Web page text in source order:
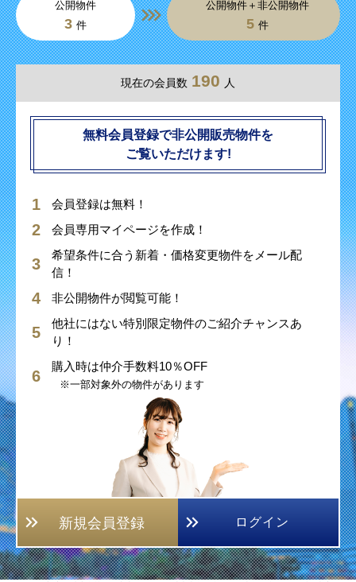
公開物件
3 件
公開物件＋非公開物件
5 件
現在の会員数 190 人
無料会員登録で非公開販売物件を
ご覧いただけます!
会員登録は無料！
会員専用マイページを作成！
希望条件に合う新着・価格変更物件をメール配
信！
非公開物件が閲覧可能！
他社にはない特別限定物件のご紹介チャンスあ
り！
購入時は仲介手数料10％OFF
※一部対象外の物件があります
新規会員登録 ログイン